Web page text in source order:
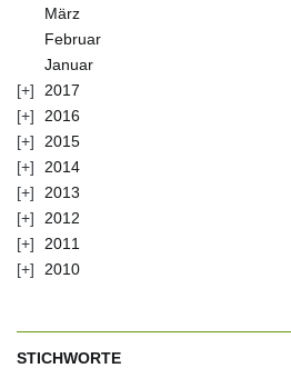
März
Februar
Januar
2017
2016
2015
2014
2013
2012
2011
2010
STICHWORTE